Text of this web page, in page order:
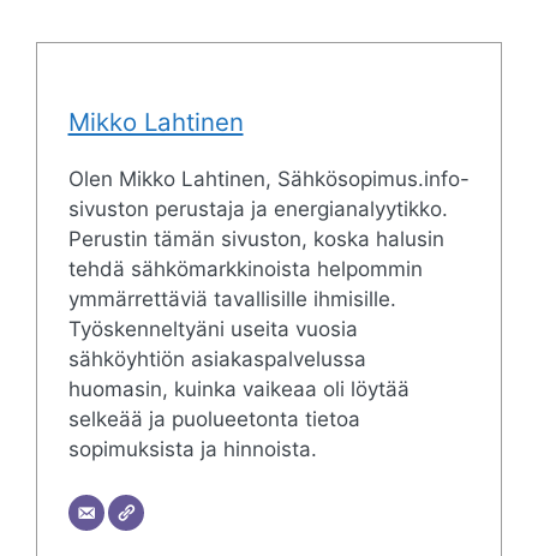
Mikko Lahtinen
Olen Mikko Lahtinen, Sähkösopimus.info-
sivuston perustaja ja energianalyytikko.
Perustin tämän sivuston, koska halusin
tehdä sähkömarkkinoista helpommin
ymmärrettäviä tavallisille ihmisille.
Työskenneltyäni useita vuosia
sähköyhtiön asiakaspalvelussa
huomasin, kuinka vaikeaa oli löytää
selkeää ja puolueetonta tietoa
sopimuksista ja hinnoista.